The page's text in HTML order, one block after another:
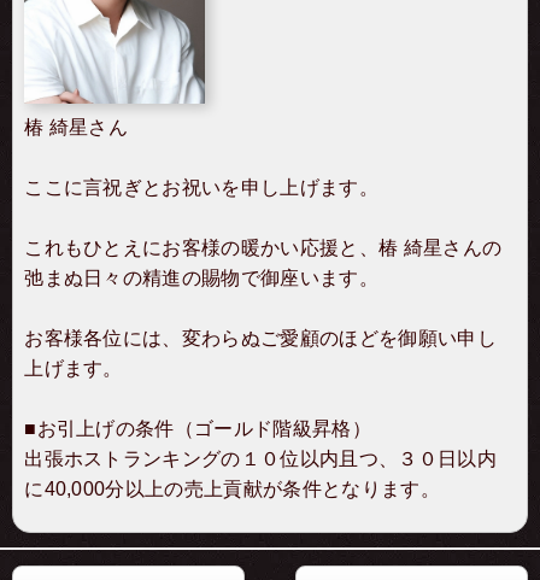
椿 綺星さん
ここに言祝ぎとお祝いを申し上げます。
これもひとえにお客様の暖かい応援と、椿 綺星さんの
弛まぬ日々の精進の賜物で御座います。
お客様各位には、変わらぬご愛顧のほどを御願い申し
上げます。
■お引上げの条件（ゴールド階級昇格）
出張ホストランキングの１０位以内且つ、３０日以内
に40,000分以上の売上貢献が条件となります。